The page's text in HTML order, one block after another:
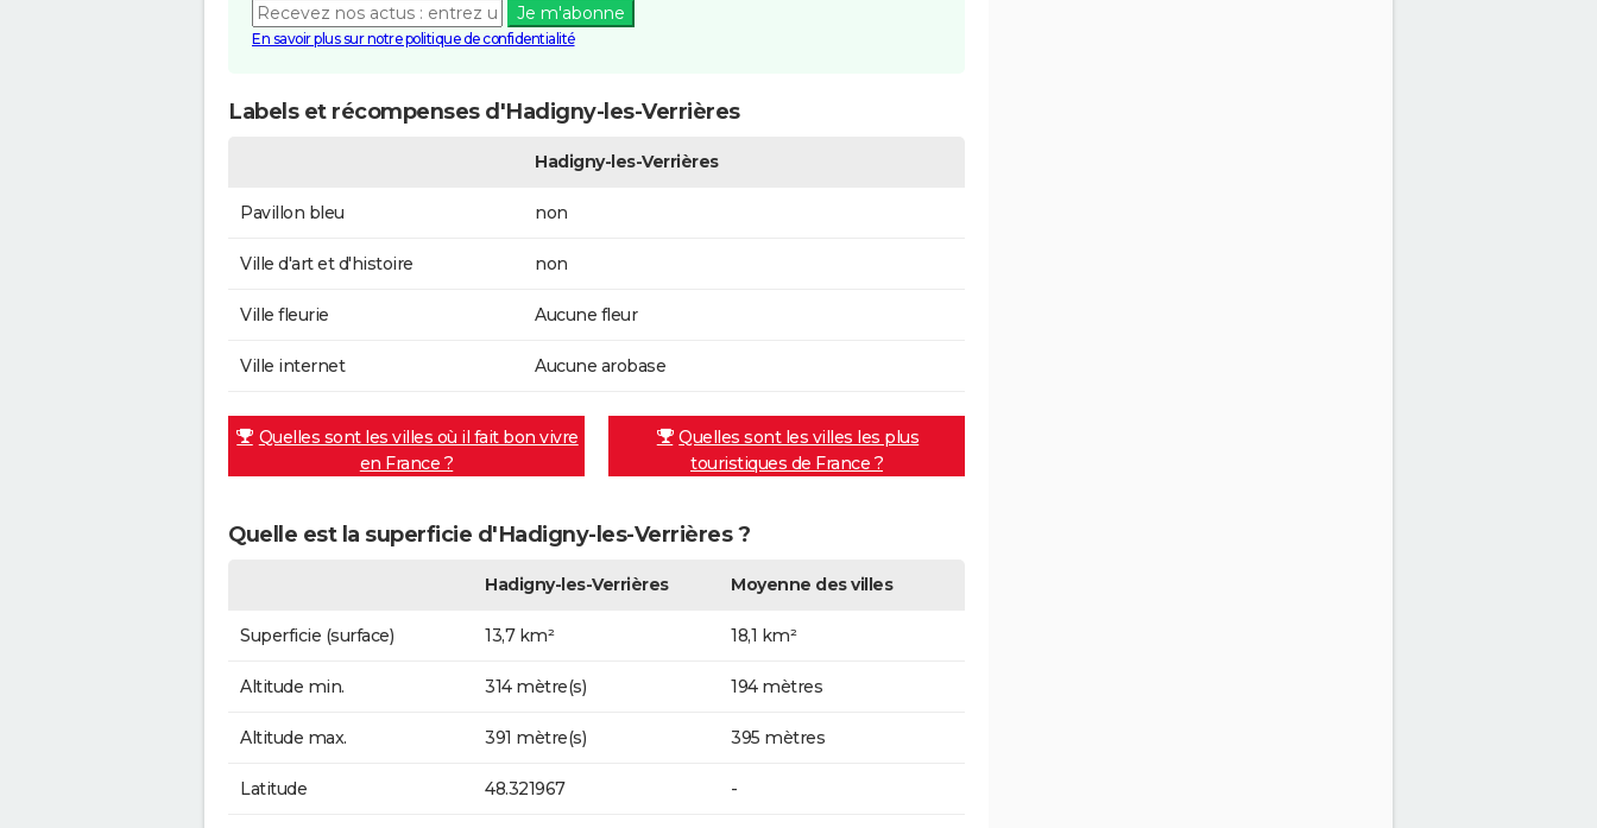
Je m'abonne
En savoir plus sur notre politique de confidentialité
Labels et récompenses d'Hadigny-les-Verrières
Hadigny-les-Verrières
Pavillon bleu non
Ville d'art et d'histoire non
Ville fleurie Aucune fleur
Ville internet Aucune arobase
Quelles sont les villes où il fait bon vivre
en France ?
Quelles sont les villes les plus
touristiques de France ?
Quelle est la superficie d'Hadigny-les-Verrières ?
Hadigny-les-Verrières Moyenne des villes
Superficie (surface) 13,7 km² 18,1 km²
Altitude min. 314 mètre(s) 194 mètres
Altitude max. 391 mètre(s) 395 mètres
Latitude 48.321967 -